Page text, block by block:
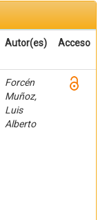
Autor(es) Acceso
Forcén
Muñoz,
Luis
Alberto